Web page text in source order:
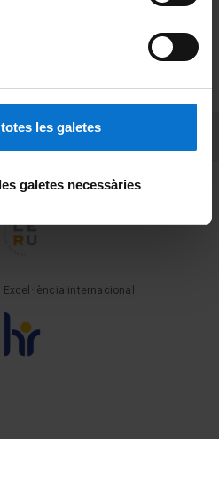
les galetes
galetes necessàries
Privadesa i termes
Sobre UBtv
Membre de la
Excel·lència internacional